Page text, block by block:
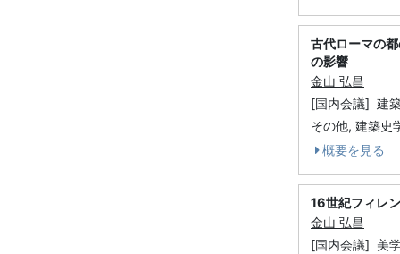
古代ローマの
の影響
金山 弘昌
[国内会議] 建
その他, 建築史
概要を見る
16世紀フィレ
金山 弘昌
[国内会議] 美